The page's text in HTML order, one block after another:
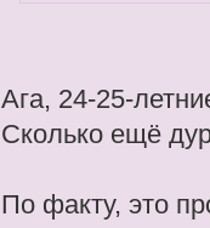
Ага, 24-25-
Сколько ещё
По факту, это